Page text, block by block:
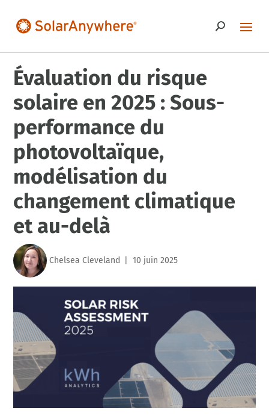
Évaluation du risque
solaire en 2025 : Sous-
performance du
photovoltaïque,
modélisation du
changement climatique
et au-delà
Chelsea Cleveland 10 juin 2025